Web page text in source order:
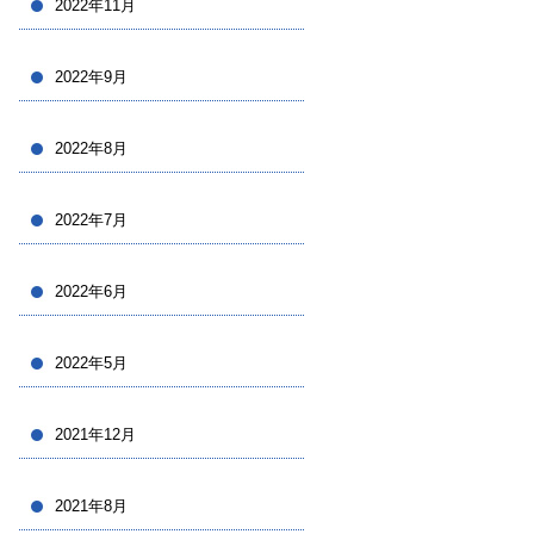
2022年11月
2022年9月
2022年8月
2022年7月
2022年6月
2022年5月
2021年12月
2021年8月